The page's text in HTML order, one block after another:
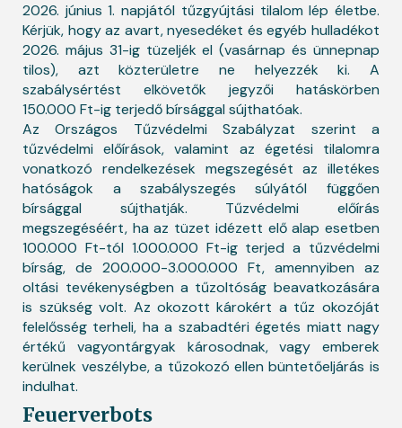
2026. június 1. napjától tűzgyújtási tilalom lép életbe.
Kérjük, hogy az avart, nyesedéket és egyéb hulladékot
2026. május 31-ig tüzeljék el (vasárnap és ünnepnap
tilos), azt közterületre ne helyezzék ki. A
szabálysértést elkövetők jegyzői hatáskörben
150.000 Ft-ig terjedő bírsággal sújthatóak.
Az Országos Tűzvédelmi Szabályzat szerint a
tűzvédelmi előírások, valamint az égetési tilalomra
vonatkozó rendelkezések megszegését az illetékes
hatóságok a szabályszegés súlyától függően
bírsággal sújthatják. Tűzvédelmi előírás
megszegéséért, ha az tüzet idézett elő alap esetben
100.000 Ft-tól 1.000.000 Ft-ig terjed a tűzvédelmi
bírság, de 200.000-3.000.000 Ft, amennyiben az
oltási tevékenységben a tűzoltóság beavatkozására
is szükség volt. Az okozott károkért a tűz okozóját
felelősség terheli, ha a szabadtéri égetés miatt nagy
értékű vagyontárgyak károsodnak, vagy emberek
kerülnek veszélybe, a tűzokozó ellen büntetőeljárás is
indulhat.
Feuerverbots